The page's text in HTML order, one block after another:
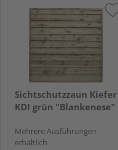
Sichtschutzzaun Kiefer
KDI grün "Blankenese"
Mehrere Ausführungen
erhältlich